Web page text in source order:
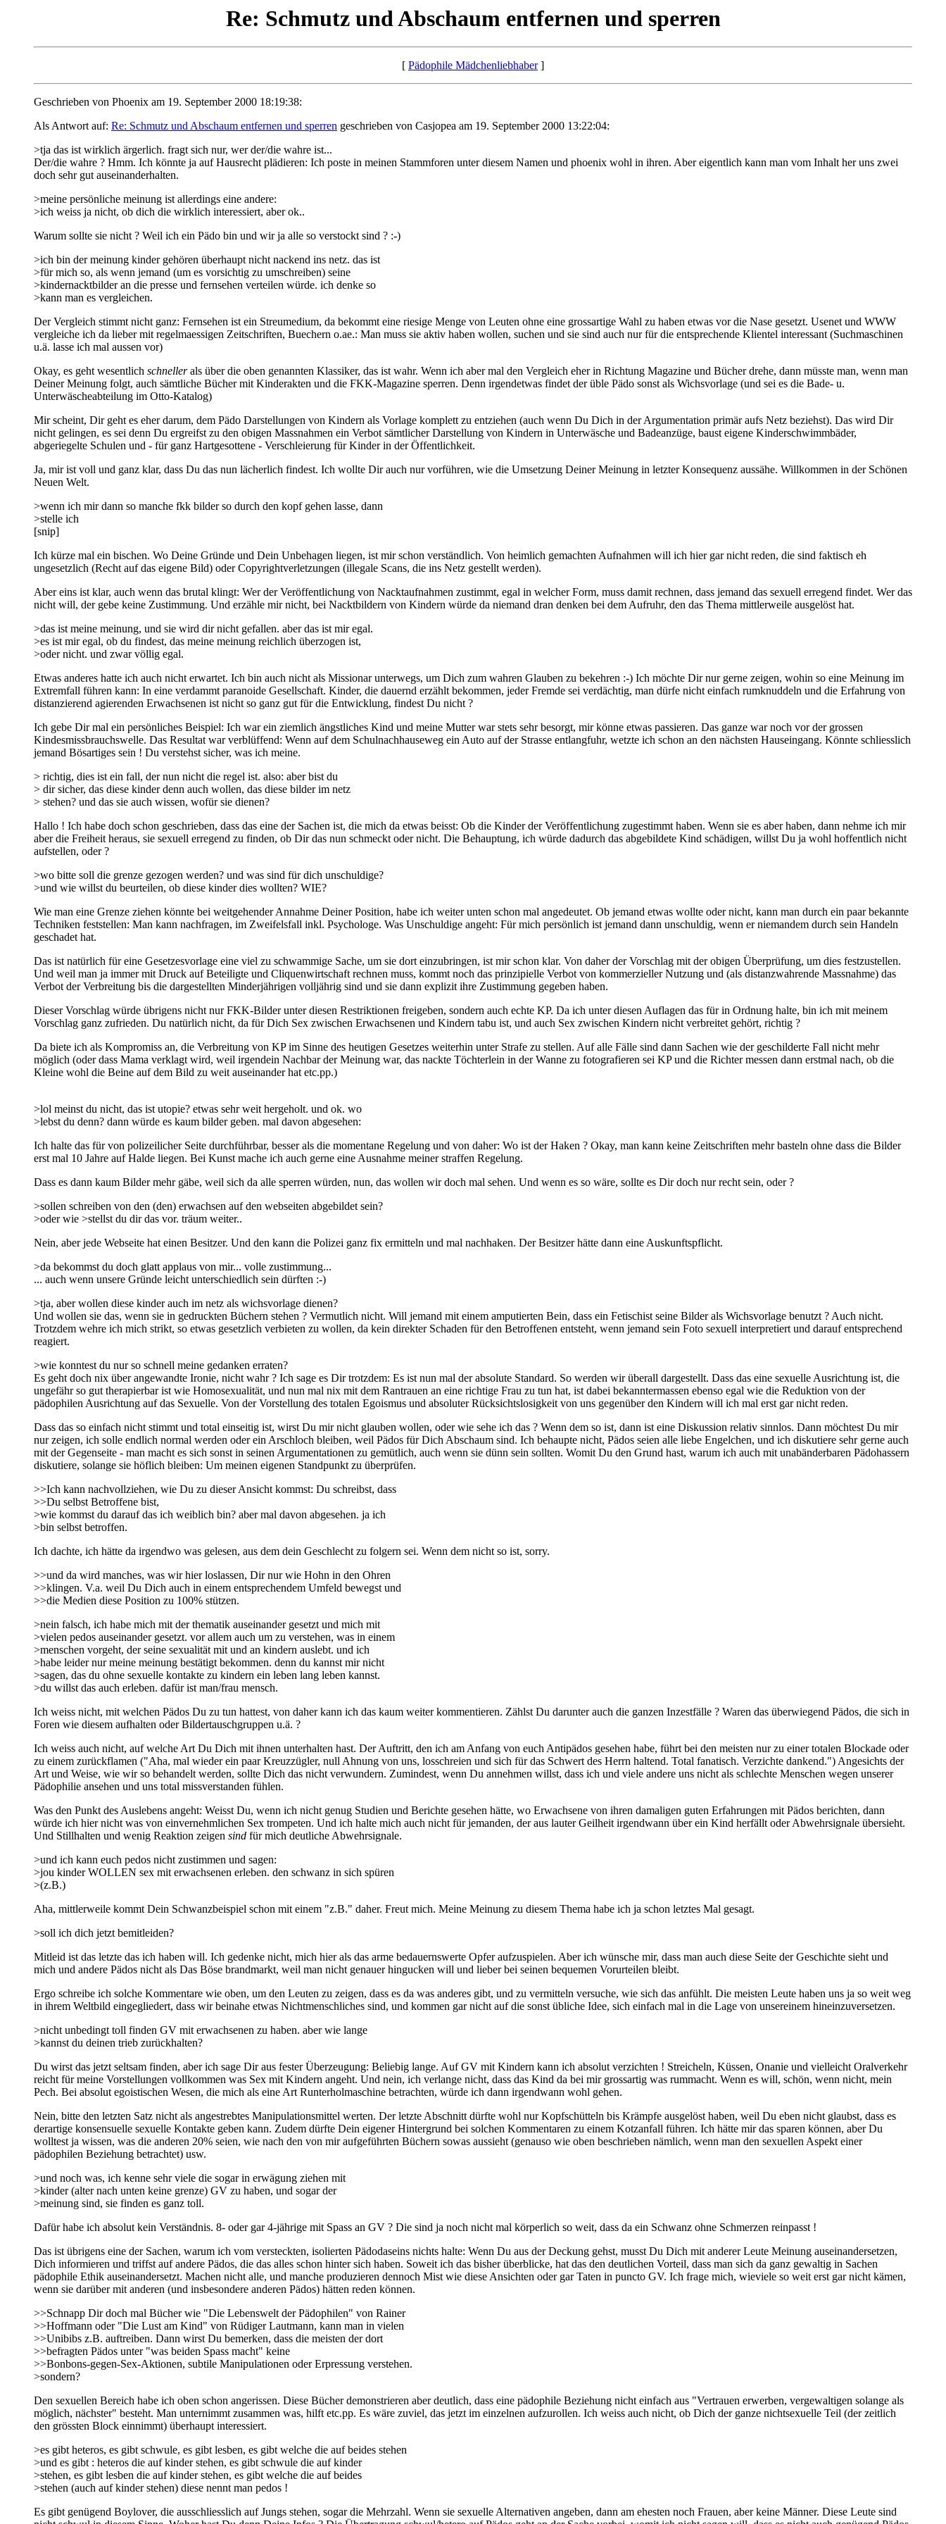
Re: Schmutz und Abschaum entfernen und sperren
[ Pädophile Mädchenliebhaber]
Geschrieben von Phoenix am 19. September 2000 18:19:38:
Als Antwort auf: Re: Schmutz und Abschaum entfernen und sperren geschrieben von Casjopea am 19. September 2000 13:22:04:
>tja das ist wirklich ärgerlich. fragt sich nur, wer der/die wahre ist...
Der/die wahre ? Hmm. Ich könnte ja auf Hausrecht plädieren: Ich poste in meinen Stammforen unter diesem Namen und phoenix wohl in ihren. Aber eigentlich kann man vom Inhalt her uns zwei
doch sehr gut auseinanderhalten.
>meine persönliche meinung ist allerdings eine andere:
>ich weiss ja nicht, ob dich die wirklich interessiert, aber ok..
Warum sollte sie nicht ? Weil ich ein Pädo bin und wir ja alle so verstockt sind ? :-)
>ich bin der meinung kinder gehören überhaupt nicht nackend ins netz. das ist
>für mich so, als wenn jemand (um es vorsichtig zu umschreiben) seine
>kindernacktbilder an die presse und fernsehen verteilen würde. ich denke so
>kann man es vergleichen.
Der Vergleich stimmt nicht ganz: Fernsehen ist ein Streumedium, da bekommt eine riesige Menge von Leuten ohne eine grossartige Wahl zu haben etwas vor die Nase gesetzt. Usenet und WWW
vergleiche ich da lieber mit regelmaessigen Zeitschriften, Buechern o.ae.: Man muss sie aktiv haben wollen, suchen und sie sind auch nur für die entsprechende Klientel interessant (Suchmaschinen
u.ä. lasse ich mal aussen vor)
Okay, es geht wesentlich schnellerals über die oben genannten Klassiker, das ist wahr. Wenn ich aber mal den Vergleich eher in Richtung Magazine und Bücher drehe, dann müsste man, wenn man
Deiner Meinung folgt, auch sämtliche Bücher mit Kinderakten und die FKK-Magazine sperren. Denn irgendetwas findet der üble Pädo sonst als Wichsvorlage (und sei es die Bade- u.
Unterwäscheabteilung im Otto-Katalog)
Mir scheint, Dir geht es eher darum, dem Pädo Darstellungen von Kindern als Vorlage komplett zu entziehen (auch wenn Du Dich in der Argumentation primär aufs Netz beziehst). Das wird Dir
nicht gelingen, es sei denn Du ergreifst zu den obigen Massnahmen ein Verbot sämtlicher Darstellung von Kindern in Unterwäsche und Badeanzüge, baust eigene Kinderschwimmbäder,
abgeriegelte Schulen und - für ganz Hartgesottene - Verschleierung für Kinder in der Öffentlichkeit.
Ja, mir ist voll und ganz klar, dass Du das nun lächerlich findest. Ich wollte Dir auch nur vorführen, wie die Umsetzung Deiner Meinung in letzter Konsequenz aussähe. Willkommen in der Schönen
Neuen Welt.
>wenn ich mir dann so manche fkk bilder so durch den kopf gehen lasse, dann
>stelle ich
[snip]
Ich kürze mal ein bischen. Wo Deine Gründe und Dein Unbehagen liegen, ist mir schon verständlich. Von heimlich gemachten Aufnahmen will ich hier gar nicht reden, die sind faktisch eh
ungesetzlich (Recht auf das eigene Bild) oder Copyrightverletzungen (illegale Scans, die ins Netz gestellt werden).
Aber eins ist klar, auch wenn das brutal klingt: Wer der Veröffentlichung von Nacktaufnahmen zustimmt, egal in welcher Form, muss damit rechnen, dass jemand das sexuell erregend findet. Wer das
nicht will, der gebe keine Zustimmung. Und erzähle mir nicht, bei Nacktbildern von Kindern würde da niemand dran denken bei dem Aufruhr, den das Thema mittlerweile ausgelöst hat.
>das ist meine meinung, und sie wird dir nicht gefallen. aber das ist mir egal.
>es ist mir egal, ob du findest, das meine meinung reichlich überzogen ist,
>oder nicht. und zwar völlig egal.
Etwas anderes hatte ich auch nicht erwartet. Ich bin auch nicht als Missionar unterwegs, um Dich zum wahren Glauben zu bekehren :-) Ich möchte Dir nur gerne zeigen, wohin so eine Meinung im
Extremfall führen kann: In eine verdammt paranoide Gesellschaft. Kinder, die dauernd erzählt bekommen, jeder Fremde sei verdächtig, man dürfe nicht einfach rumknuddeln und die Erfahrung von
distanzierend agierenden Erwachsenen ist nicht so ganz gut für die Entwicklung, findest Du nicht ?
Ich gebe Dir mal ein persönliches Beispiel: Ich war ein ziemlich ängstliches Kind und meine Mutter war stets sehr besorgt, mir könne etwas passieren. Das ganze war noch vor der grossen
Kindesmissbrauchswelle. Das Resultat war verblüffend: Wenn auf dem Schulnachhauseweg ein Auto auf der Strasse entlangfuhr, wetzte ich schon an den nächsten Hauseingang. Könnte schliesslich
jemand Bösartiges sein ! Du verstehst sicher, was ich meine.
> richtig, dies ist ein fall, der nun nicht die regel ist. also: aber bist du
> dir sicher, das diese kinder denn auch wollen, das diese bilder im netz
> stehen? und das sie auch wissen, wofür sie dienen?
Hallo ! Ich habe doch schon geschrieben, dass das eine der Sachen ist, die mich da etwas beisst: Ob die Kinder der Veröffentlichung zugestimmt haben. Wenn sie es aber haben, dann nehme ich mir
aber die Freiheit heraus, sie sexuell erregend zu finden, ob Dir das nun schmeckt oder nicht. Die Behauptung, ich würde dadurch das abgebildete Kind schädigen, willst Du ja wohl hoffentlich nicht
aufstellen, oder ?
>wo bitte soll die grenze gezogen werden? und was sind für dich unschuldige?
>und wie willst du beurteilen, ob diese kinder dies wollten? WIE?
Wie man eine Grenze ziehen könnte bei weitgehender Annahme Deiner Position, habe ich weiter unten schon mal angedeutet. Ob jemand etwas wollte oder nicht, kann man durch ein paar bekannte
Techniken feststellen: Man kann nachfragen, im Zweifelsfall inkl. Psychologe. Was Unschuldige angeht: Für mich persönlich ist jemand dann unschuldig, wenn er niemandem durch sein Handeln
geschadet hat.
Das ist natürlich für eine Gesetzesvorlage eine viel zu schwammige Sache, um sie dort einzubringen, ist mir schon klar. Von daher der Vorschlag mit der obigen Überprüfung, um dies festzustellen.
Und weil man ja immer mit Druck auf Beteiligte und Cliquenwirtschaft rechnen muss, kommt noch das prinzipielle Verbot von kommerzieller Nutzung und (als distanzwahrende Massnahme) das
Verbot der Verbreitung bis die dargestellten Minderjährigen volljährig sind und sie dann explizit ihre Zustimmung gegeben haben.
Dieser Vorschlag würde übrigens nicht nur FKK-Bilder unter diesen Restriktionen freigeben, sondern auch echte KP. Da ich unter diesen Auflagen das für in Ordnung halte, bin ich mit meinem
Vorschlag ganz zufrieden. Du natürlich nicht, da für Dich Sex zwischen Erwachsenen und Kindern tabu ist, und auch Sex zwischen Kindern nicht verbreitet gehört, richtig ?
Da biete ich als Kompromiss an, die Verbreitung von KP im Sinne des heutigen Gesetzes weiterhin unter Strafe zu stellen. Auf alle Fälle sind dann Sachen wie der geschilderte Fall nicht mehr
möglich (oder dass Mama verklagt wird, weil irgendein Nachbar der Meinung war, das nackte Töchterlein in der Wanne zu fotografieren sei KP und die Richter messen dann erstmal nach, ob die
Kleine wohl die Beine auf dem Bild zu weit auseinander hat etc.pp.)
>lol meinst du nicht, das ist utopie? etwas sehr weit hergeholt. und ok. wo
>lebst du denn? dann würde es kaum bilder geben. mal davon abgesehen:
Ich halte das für von polizeilicher Seite durchführbar, besser als die momentane Regelung und von daher: Wo ist der Haken ? Okay, man kann keine Zeitschriften mehr basteln ohne dass die Bilder
erst mal 10 Jahre auf Halde liegen. Bei Kunst mache ich auch gerne eine Ausnahme meiner straffen Regelung.
Dass es dann kaum Bilder mehr gäbe, weil sich da alle sperren würden, nun, das wollen wir doch mal sehen. Und wenn es so wäre, sollte es Dir doch nur recht sein, oder ?
>sollen schreiben von den (den) erwachsen auf den webseiten abgebildet sein?
>oder wie >stellst du dir das vor. träum weiter..
Nein, aber jede Webseite hat einen Besitzer. Und den kann die Polizei ganz fix ermitteln und mal nachhaken. Der Besitzer hätte dann eine Auskunftspflicht.
>da bekommst du doch glatt applaus von mir... volle zustimmung...
... auch wenn unsere Gründe leicht unterschiedlich sein dürften :-)
>tja, aber wollen diese kinder auch im netz als wichsvorlage dienen?
Und wollen sie das, wenn sie in gedruckten Büchern stehen ? Vermutlich nicht. Will jemand mit einem amputierten Bein, dass ein Fetischist seine Bilder als Wichsvorlage benutzt ? Auch nicht.
Trotzdem wehre ich mich strikt, so etwas gesetzlich verbieten zu wollen, da kein direkter Schaden für den Betroffenen entsteht, wenn jemand sein Foto sexuell interpretiert und darauf entsprechend
reagiert.
>wie konntest du nur so schnell meine gedanken erraten?
Es geht doch nix über angewandte Ironie, nicht wahr ? Ich sage es Dir trotzdem: Es ist nun mal der absolute Standard. So werden wir überall dargestellt. Dass das eine sexuelle Ausrichtung ist, die
ungefähr so gut therapierbar ist wie Homosexualität, und nun mal nix mit dem Rantrauen an eine richtige Frau zu tun hat, ist dabei bekanntermassen ebenso egal wie die Reduktion von der
pädophilen Ausrichtung auf das Sexuelle. Von der Vorstellung des totalen Egoismus und absoluter Rücksichtslosigkeit von uns gegenüber den Kindern will ich mal erst gar nicht reden.
Dass das so einfach nicht stimmt und total einseitig ist, wirst Du mir nicht glauben wollen, oder wie sehe ich das ? Wenn dem so ist, dann ist eine Diskussion relativ sinnlos. Dann möchtest Du mir
nur zeigen, ich solle endlich normal werden oder ein Arschloch bleiben, weil Pädos für Dich Abschaum sind. Ich behaupte nicht, Pädos seien alle liebe Engelchen, und ich diskutiere sehr gerne auch
mit der Gegenseite - man macht es sich sonst in seinen Argumentationen zu gemütlich, auch wenn sie dünn sein sollten. Womit Du den Grund hast, warum ich auch mit unabänderbaren Pädohassern
diskutiere, solange sie höflich bleiben: Um meinen eigenen Standpunkt zu überprüfen.
>>Ich kann nachvollziehen, wie Du zu dieser Ansicht kommst: Du schreibst, dass
>>Du selbst Betroffene bist,
>wie kommst du darauf das ich weiblich bin? aber mal davon abgesehen. ja ich
>bin selbst betroffen.
Ich dachte, ich hätte da irgendwo was gelesen, aus dem dein Geschlecht zu folgern sei. Wenn dem nicht so ist, sorry.
>>und da wird manches, was wir hier loslassen, Dir nur wie Hohn in den Ohren
>>klingen. V.a. weil Du Dich auch in einem entsprechendem Umfeld bewegst und
>>die Medien diese Position zu 100% stützen.
>nein falsch, ich habe mich mit der thematik auseinander gesetzt und mich mit
>vielen pedos auseinander gesetzt. vor allem auch um zu verstehen, was in einem
>menschen vorgeht, der seine sexualität mit und an kindern auslebt. und ich
>habe leider nur meine meinung bestätigt bekommen. denn du kannst mir nicht
>sagen, das du ohne sexuelle kontakte zu kindern ein leben lang leben kannst.
>du willst das auch erleben. dafür ist man/frau mensch.
Ich weiss nicht, mit welchen Pädos Du zu tun hattest, von daher kann ich das kaum weiter kommentieren. Zählst Du darunter auch die ganzen Inzestfälle ? Waren das überwiegend Pädos, die sich in
Foren wie diesem aufhalten oder Bildertauschgruppen u.ä. ?
Ich weiss auch nicht, auf welche Art Du Dich mit ihnen unterhalten hast. Der Auftritt, den ich am Anfang von euch Antipädos gesehen habe, führt bei den meisten nur zu einer totalen Blockade oder
zu einem zurückflamen ("Aha, mal wieder ein paar Kreuzzügler, null Ahnung von uns, losschreien und sich für das Schwert des Herrn haltend. Total fanatisch. Verzichte dankend.") Angesichts der
Art und Weise, wie wir so behandelt werden, sollte Dich das nicht verwundern. Zumindest, wenn Du annehmen willst, dass ich und viele andere uns nicht als schlechte Menschen wegen unserer
Pädophilie ansehen und uns total missverstanden fühlen.
Was den Punkt des Auslebens angeht: Weisst Du, wenn ich nicht genug Studien und Berichte gesehen hätte, wo Erwachsene von ihren damaligen guten Erfahrungen mit Pädos berichten, dann
würde ich hier nicht was von einvernehmlichen Sex trompeten. Und ich halte mich auch nicht für jemanden, der aus lauter Geilheit irgendwann über ein Kind herfällt oder Abwehrsignale übersieht.
Und Stillhalten und wenig Reaktion zeigen sind für mich deutliche Abwehrsignale.
>und ich kann euch pedos nicht zustimmen und sagen:
>jou kinder WOLLEN sex mit erwachsenen erleben. den schwanz in sich spüren
>(z.B.)
Aha, mittlerweile kommt Dein Schwanzbeispiel schon mit einem "z.B." daher. Freut mich. Meine Meinung zu diesem Thema habe ich ja schon letztes Mal gesagt.
>soll ich dich jetzt bemitleiden?
Mitleid ist das letzte das ich haben will. Ich gedenke nicht, mich hier als das arme bedauernswerte Opfer aufzuspielen. Aber ich wünsche mir, dass man auch diese Seite der Geschichte sieht und
mich und andere Pädos nicht als Das Böse brandmarkt, weil man nicht genauer hingucken will und lieber bei seinen bequemen Vorurteilen bleibt.
Ergo schreibe ich solche Kommentare wie oben, um den Leuten zu zeigen, dass es da was anderes gibt, und zu vermitteln versuche, wie sich das anfühlt. Die meisten Leute haben uns ja so weit weg
in ihrem Weltbild eingegliedert, dass wir beinahe etwas Nichtmenschliches sind, und kommen gar nicht auf die sonst übliche Idee, sich einfach mal in die Lage von unsereinem hineinzuversetzen.
>nicht unbedingt toll finden GV mit erwachsenen zu haben. aber wie lange
>kannst du deinen trieb zurückhalten?
Du wirst das jetzt seltsam finden, aber ich sage Dir aus fester Überzeugung: Beliebig lange. Auf GV mit Kindern kann ich absolut verzichten ! Streicheln, Küssen, Onanie und vielleicht Oralverkehr
reicht für meine Vorstellungen vollkommen was Sex mit Kindern angeht. Und nein, ich verlange nicht, dass das Kind da bei mir grossartig was rummacht. Wenn es will, schön, wenn nicht, mein
Pech. Bei absolut egoistischen Wesen, die mich als eine Art Runterholmaschine betrachten, würde ich dann irgendwann wohl gehen.
Nein, bitte den letzten Satz nicht als angestrebtes Manipulationsmittel werten. Der letzte Abschnitt dürfte wohl nur Kopfschütteln bis Krämpfe ausgelöst haben, weil Du eben nicht glaubst, dass es
derartige konsensuelle sexuelle Kontakte geben kann. Zudem dürfte Dein eigener Hintergrund bei solchen Kommentaren zu einem Kotzanfall führen. Ich hätte mir das sparen können, aber Du
wolltest ja wissen, was die anderen 20% seien, wie nach den von mir aufgeführten Büchern sowas aussieht (genauso wie oben beschrieben nämlich, wenn man den sexuellen Aspekt einer
pädophilen Beziehung betrachtet) usw.
>und noch was, ich kenne sehr viele die sogar in erwägung ziehen mit
>kinder (alter nach unten keine grenze) GV zu haben, und sogar der
>meinung sind, sie finden es ganz toll.
Dafür habe ich absolut kein Verständnis. 8- oder gar 4-jährige mit Spass an GV ? Die sind ja noch nicht mal körperlich so weit, dass da ein Schwanz ohne Schmerzen reinpasst !
Das ist übrigens eine der Sachen, warum ich vom versteckten, isolierten Pädodaseins nichts halte: Wenn Du aus der Deckung gehst, musst Du Dich mit anderer Leute Meinung auseinandersetzen,
Dich informieren und triffst auf andere Pädos, die das alles schon hinter sich haben. Soweit ich das bisher überblicke, hat das den deutlichen Vorteil, dass man sich da ganz gewaltig in Sachen
pädophile Ethik auseinandersetzt. Machen nicht alle, und manche produzieren dennoch Mist wie diese Ansichten oder gar Taten in puncto GV. Ich frage mich, wieviele so weit erst gar nicht kämen,
wenn sie darüber mit anderen (und insbesondere anderen Pädos) hätten reden können.
>>Schnapp Dir doch mal Bücher wie "Die Lebenswelt der Pädophilen" von Rainer
>>Hoffmann oder "Die Lust am Kind" von Rüdiger Lautmann, kann man in vielen
>>Unibibs z.B. auftreiben. Dann wirst Du bemerken, dass die meisten der dort
>>befragten Pädos unter "was beiden Spass macht" keine
>>Bonbons-gegen-Sex-Aktionen, subtile Manipulationen oder Erpressung verstehen.
>sondern?
Den sexuellen Bereich habe ich oben schon angerissen. Diese Bücher demonstrieren aber deutlich, dass eine pädophile Beziehung nicht einfach aus "Vertrauen erwerben, vergewaltigen solange als
möglich, nächster" besteht. Man unternimmt zusammen was, hilft etc.pp. Es wäre zuviel, das jetzt im einzelnen aufzurollen. Ich weiss auch nicht, ob Dich der ganze nichtsexuelle Teil (der zeitlich
den grössten Block einnimmt) überhaupt interessiert.
>es gibt heteros, es gibt schwule, es gibt lesben, es gibt welche die auf beides stehen
>und es gibt : heteros die auf kinder stehen, es gibt schwule die auf kinder
>stehen, es gibt lesben die auf kinder stehen, es gibt welche die auf beides
>stehen (auch auf kinder stehen) diese nennt man pedos !
Es gibt genügend Boylover, die ausschliesslich auf Jungs stehen, sogar die Mehrzahl. Wenn sie sexuelle Alternativen angeben, dann am ehesten noch Frauen, aber keine Männer. Diese Leute sind